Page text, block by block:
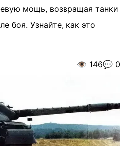
мощь, возвращая танки
боя. Узнайте, как это
👁️ 146💬 0